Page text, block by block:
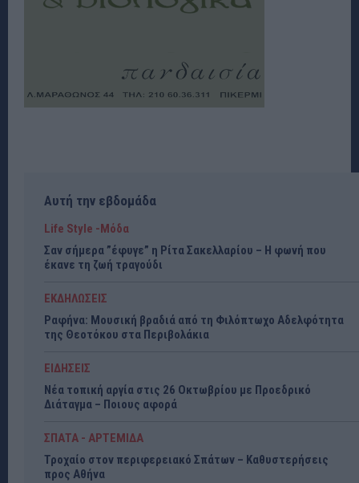
Αυτή την εβδομάδα
Life Style -Μόδα
Σαν σήμερα ”έφυγε” η Ρίτα Σακελλαρίου – Η φωνή που
έκανε τη ζωή τραγούδι
ΕΚΔΗΛΩΣΕΙΣ
Ραφήνα: Μουσική βραδιά από τη Φιλόπτωχο Αδελφότητα
της Θεοτόκου στα Περιβολάκια
ΕΙΔΗΣΕΙΣ
Νέα τοπική αργία στις 26 Οκτωβρίου με Προεδρικό
Διάταγμα – Ποιους αφορά
ΣΠΑΤΑ - ΑΡΤΕΜΙΔΑ
Τροχαίο στον περιφερειακό Σπάτων – Καθυστερήσεις
προς Αθήνα